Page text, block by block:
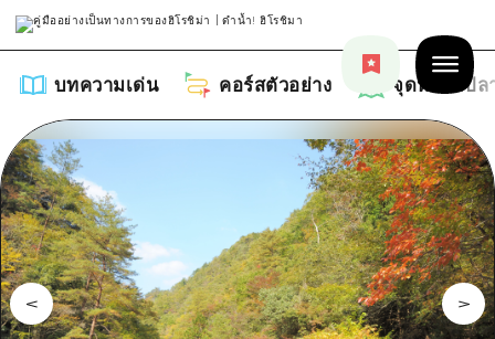
บทความเด่น คอร์สตัวอย่าง จุดหมายปล
บทความเด่น
รายการ
คอร์สตัวอย่าง